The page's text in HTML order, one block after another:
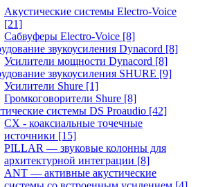
Акустические системы Electro-Voice
[21]
Сабвуферы Electro-Voice [8]
звукоусиления Dynacord [8]
Усилители мощности Dynacord [8]
звукоусиления SHURE [9]
Усилители Shure [1]
Громкоговорители Shure [8]
системы DS Proaudio [42]
CX - коаксиальные точечные
источники [15]
PILLAR — звуковые колонны для
архитектурной интеграции [8]
ANT — активные акустические